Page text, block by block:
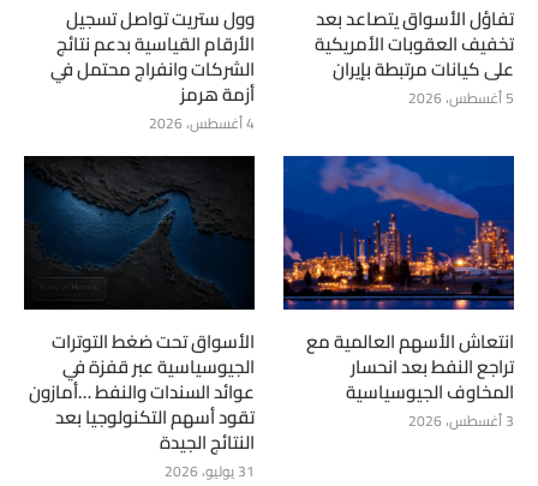
تفاؤل الأسواق يتصاعد بعد
تخفيف العقوبات الأمريكية
على كيانات مرتبطة بإيران
5 أغسطس، 2026
وول ستريت تواصل تسجيل
الأرقام القياسية بدعم نتائج
الشركات وانفراج محتمل في
أزمة هرمز
4 أغسطس، 2026
انتعاش الأسهم العالمية مع
تراجع النفط بعد انحسار
المخاوف الجيوسياسية
3 أغسطس، 2026
الأسواق تحت ضغط التوترات
الجيوسياسية عبر قفزة في
عوائد السندات والنفط …أمازون
تقود أسهم التكنولوجيا بعد
النتائج الجيدة
31 يوليو، 2026